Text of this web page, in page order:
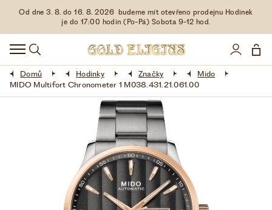
Od dne 3. 8. do 16. 8. 2026 budeme mít otevřeno prodejnu Hodinek
je do 17:00 hodin (Po-Pá) Sobota 9-12 hod.
HODINKY
DOPLŇKY
ŠPERKY
LIMITOVANÉ EDICE
Domů Hodinky Značky
Mido
MIDO Multifort Chronometer 1 M038.431.21.061.00